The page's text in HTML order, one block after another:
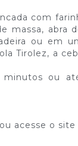
com
massa, abra
ou em
Tirolez, a
ou
acesse o site